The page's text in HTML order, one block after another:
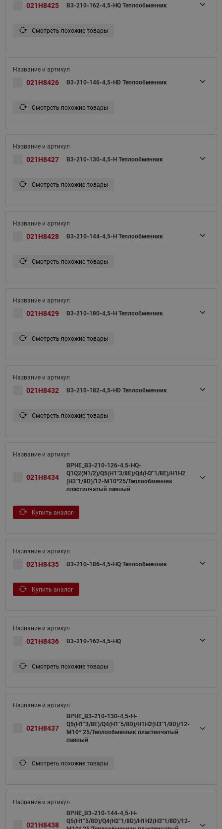
021H8425 B3-210-162-4,5-HQ Теплообменник
Смотреть похожие товары
021H8426 B3-210-146-4,5-HD Теплообменник
Смотреть похожие товары
021H8427 B3-210-130-4,5-H Теплообменник
Смотреть похожие товары
021H8428 B3-210-144-4,5-H Теплообменник
Смотреть похожие товары
021H8429 B3-210-180-4,5-H Теплообменник
Смотреть похожие товары
021H8432 B3-210-182-4,5-HD Теплообменник
Смотреть похожие товары
021H8434
BPHE_B3-210-126-4,5-HQ-
Q1Q2(N1/2)/Q5(H1"3/8E)/Q4(H3"1/8E)/H1H2
(H3"1/8D)/12-M10*25/Теплообменник
пластинчатый паяный
Купить аналог
021H8435 B3-210-186-4,5-HQ Теплообменник
Купить аналог
021H8436 B3-210-162-4,5-HQ
Смотреть похожие товары
021H8437
BPHE_B3-210-130-4,5-H-
Q5(H1"3/8E)/Q4(H1"5/8D)/H1H2(H3"1/8D)/12-
M10* 25/Теплообменник пластинчатый
паяный
Смотреть похожие товары
021H8438
BPHE_B3-210-144-4,5-H-
Q5(H1"5/8D)/Q4(H2"1/8D)/H1H2(H3"1/8D)/12-